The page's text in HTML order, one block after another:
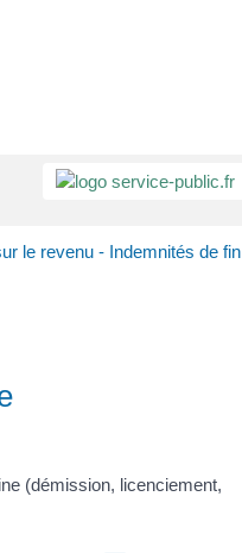
le revenu - Indemnités de fin
(démission, licenciement,